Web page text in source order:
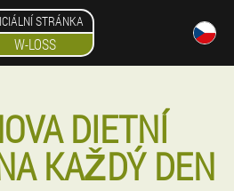
STRÁNKA
W-LOSS
DIETNÍ
KAŽDÝ DEN